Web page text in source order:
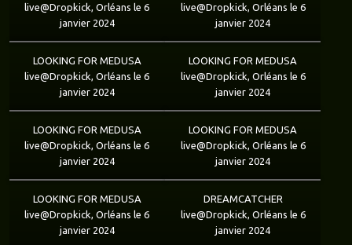
live@Dropkick, Orléans le 6
janvier 2024
live@Dropkick, Orléans le 6
janvier 2024
LOOKING FOR MEDUSA
live@Dropkick, Orléans le 6
janvier 2024
LOOKING FOR MEDUSA
live@Dropkick, Orléans le 6
janvier 2024
LOOKING FOR MEDUSA
live@Dropkick, Orléans le 6
janvier 2024
LOOKING FOR MEDUSA
live@Dropkick, Orléans le 6
janvier 2024
LOOKING FOR MEDUSA
live@Dropkick, Orléans le 6
janvier 2024
DREAMCATCHER
live@Dropkick, Orléans le 6
janvier 2024